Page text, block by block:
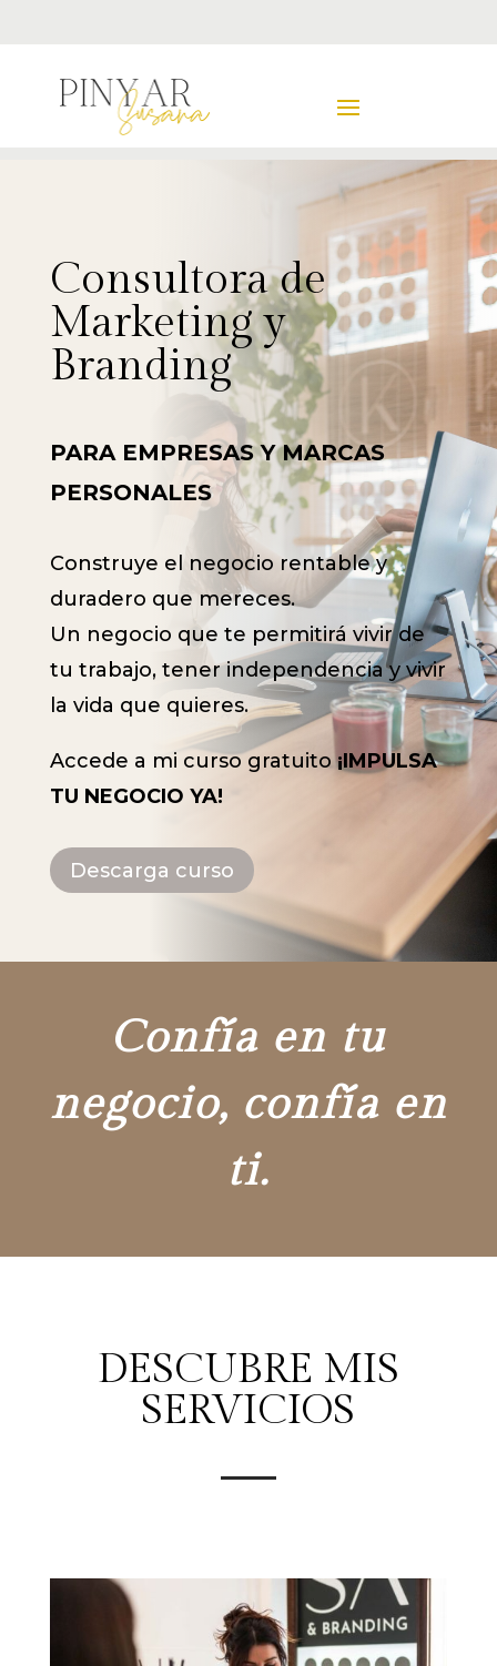
Consultora de
Marketing y
Branding
PARA EMPRESAS Y MARCAS
PERSONALES
Construye el negocio rentable y
duradero que mereces.
Un negocio que te permitirá vivir de
tu trabajo, tener independencia y vivir
la vida que quieres.
Accede a mi curso gratuito¡IMPULSA
TU NEGOCIO YA!
Descarga curso
Confía en tu
negocio, confía en
ti.
DESCUBRE MIS
SERVICIOS